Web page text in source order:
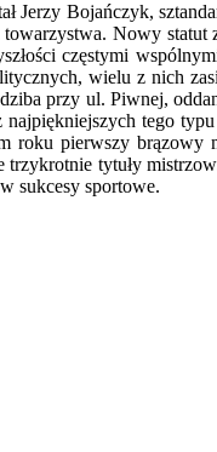
Jerzy Bojańczyk,
Nowy statut
częstymi
wielu z nich
przy ul. Piwnej,
najpiękniejszych tego
roku pierwszy brązowy
trzykrotnie tytuły
sukcesy sportowe.